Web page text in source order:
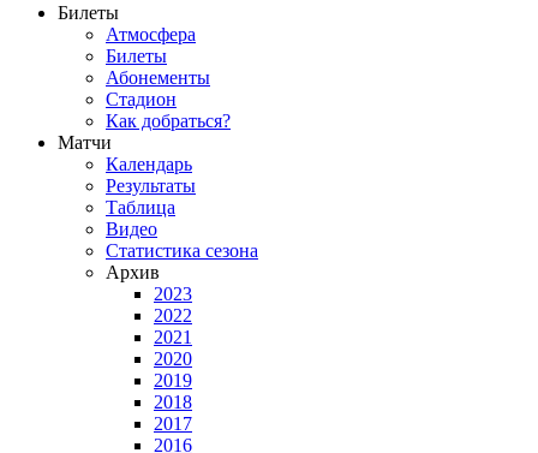
Билеты
Атмосфера
Билеты
Абонементы
Стадион
Как добраться?
Матчи
Календарь
Результаты
Таблица
Видео
Статистика сезона
Архив
2023
2022
2021
2020
2019
2018
2017
2016